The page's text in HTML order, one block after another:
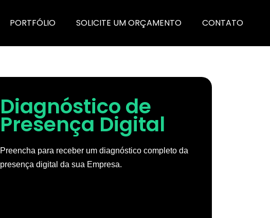
PORTFÓLIO SOLICITE UM ORÇAMENTO CONTATO
Diagnóstico de
Presença Digital
Preencha para receber um diagnóstico completo da
presença digital da sua Empresa.